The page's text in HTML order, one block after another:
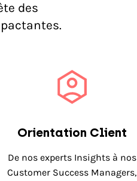
des
Orientation Client
De nos experts Insights à nos
Customer Success Managers,